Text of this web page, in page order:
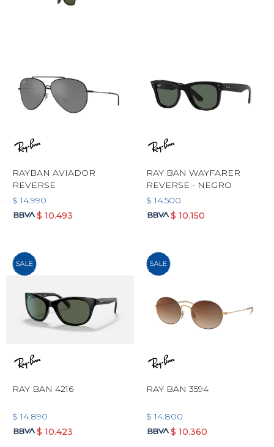
RAYBAN AVIADOR
REVERSE
$ 14.990
$ 10.493
RAY BAN WAYFARER
REVERSE - NEGRO
$ 14.500
$ 10.150
RAY BAN 4216
$ 14.890
$ 10.423
RAY BAN 3594
$ 14.800
$ 10.360